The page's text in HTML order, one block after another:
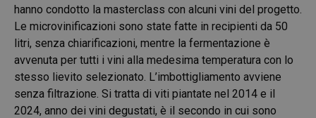
hanno condotto la masterclass con alcuni vini del progetto.
Le microvinificazioni sono state fatte in recipienti da 50
litri, senza chiarificazioni, mentre la fermentazione è
avvenuta per tutti i vini alla medesima temperatura con lo
stesso lievito selezionato. L’imbottigliamento avviene
senza filtrazione. Si tratta di viti piantate nel 2014 e il
2024, anno dei vini degustati, è il secondo in cui sono